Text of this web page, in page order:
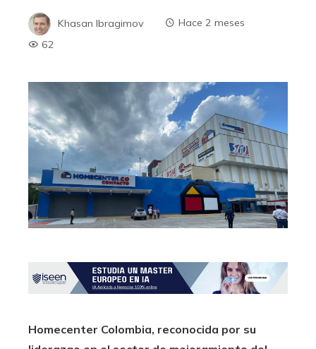
Khasan Ibragimov
Hace 2 meses
62
Homecenter Colombia, reconocida por su